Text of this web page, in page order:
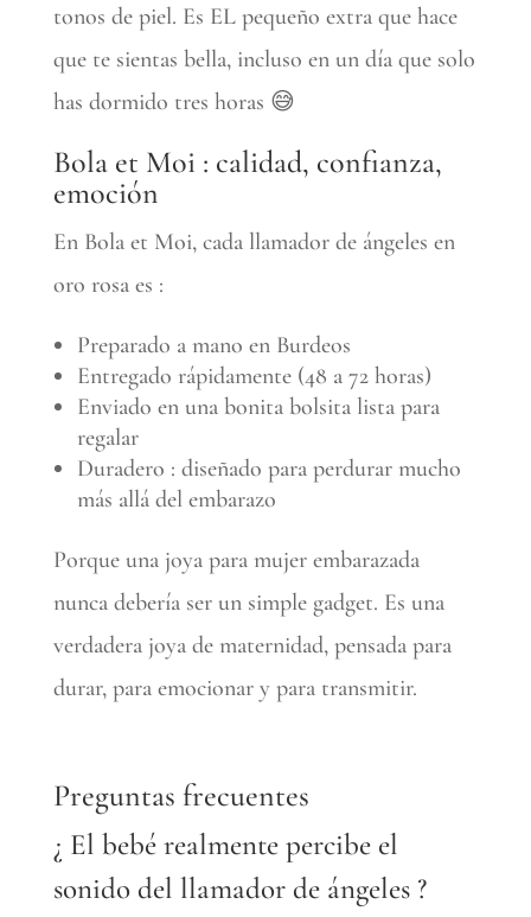
tonos de piel. Es EL pequeño extra que hace
que te sientas bella, incluso en un día que solo
has dormido tres horas 😅
Bola et Moi : calidad, confianza,
emoción
En Bola et Moi, cada llamador de ángeles en
oro rosa es :
Preparado a mano en Burdeos
Entregado rápidamente (48 a 72 horas)
Enviado en una bonita bolsita lista para
regalar
Duradero : diseñado para perdurar mucho
más allá del embarazo
Porque una joya para mujer embarazada
nunca debería ser un simple gadget. Es una
verdadera joya de maternidad, pensada para
durar, para emocionar y para transmitir.
Preguntas frecuentes
¿ El bebé realmente percibe el
sonido del llamador de ángeles ?